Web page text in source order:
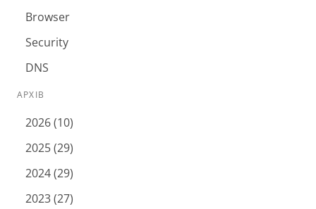
Browser
Security
DNS
АРХІВ
2026 (10)
2025 (29)
2024 (29)
2023 (27)